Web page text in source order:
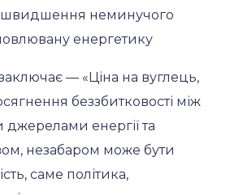
неминучого
енергетику
— «Ціна на вуглець,
беззбитковості між
енергії та
незабаром може бути
саме політика,